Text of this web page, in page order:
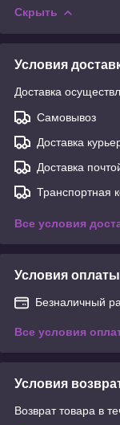
Скрыть
Условия
Доставка
Самовывоз
Доставка
Доставка
Транспортная
Все условия
Условия оплаты
Безналичный
Все условия
Условия
Возврат товара в